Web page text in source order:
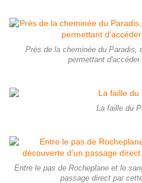
Près de la cheminée du Paradis,
permettant d'accéder
La faille du
Entre le pas de Rocheplane et le
passage direct par